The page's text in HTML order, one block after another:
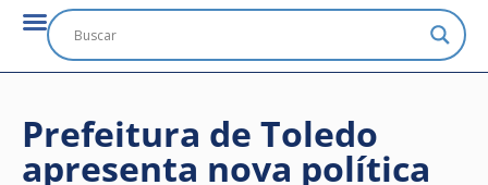
Prefeitura de Toledo
apresenta nova política